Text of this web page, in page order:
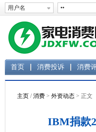
首页 消费投诉 消费
主页 /消费 > 外资动态 > 正文
IBM捐款